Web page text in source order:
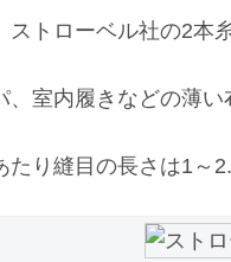
ストローベル社の2本
、室内履きなどの薄
たり縫目の長さは1～